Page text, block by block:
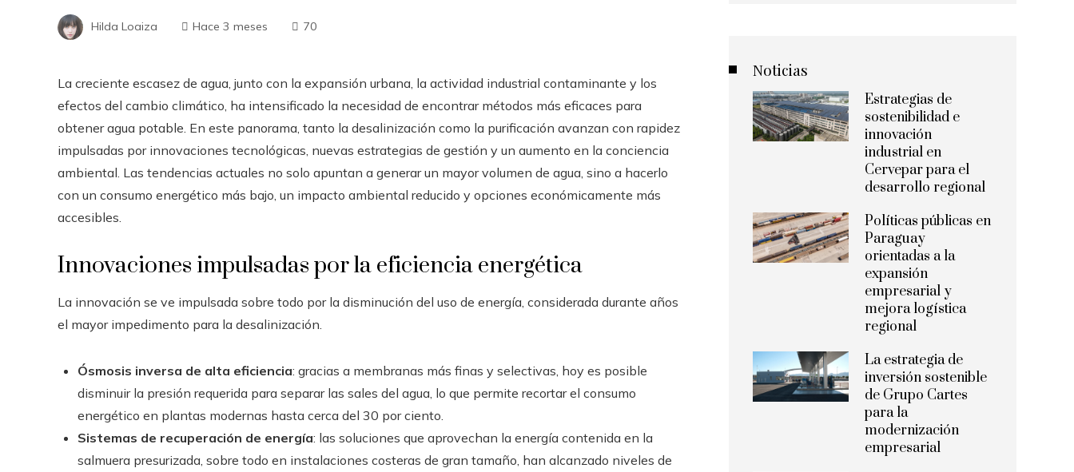
Hilda Loaiza Hace 3 meses 70
La creciente escasez de agua, junto con la expansión urbana, la actividad industrial contaminante y los
efectos del cambio climático, ha intensificado la necesidad de encontrar métodos más eficaces para
obtener agua potable. En este panorama, tanto la desalinización como la purificación avanzan con rapidez
impulsadas por innovaciones tecnológicas, nuevas estrategias de gestión y un aumento en la conciencia
ambiental. Las tendencias actuales no solo apuntan a generar un mayor volumen de agua, sino a hacerlo
con un consumo energético más bajo, un impacto ambiental reducido y opciones económicamente más
accesibles.
Innovaciones impulsadas por la eficiencia energética
La innovación se ve impulsada sobre todo por la disminución del uso de energía, considerada durante años
el mayor impedimento para la desalinización.
Ósmosis inversa de alta eficiencia: gracias a membranas más finas y selectivas, hoy es posible
disminuir la presión requerida para separar las sales del agua, lo que permite recortar el consumo
energético en plantas modernas hasta cerca del 30 por ciento.
Sistemas de recuperación de energía: las soluciones que aprovechan la energía contenida en la
salmuera presurizada, sobre todo en instalaciones costeras de gran tamaño, han alcanzado niveles de
Noticias
Estrategias de
sostenibilidad e
innovación
industrial en
Cervepar para el
desarrollo regional
Políticas públicas en
Paraguay
orientadas a la
expansión
empresarial y
mejora logística
regional
La estrategia de
inversión sostenible
de Grupo Cartes
para la
modernización
empresarial